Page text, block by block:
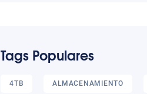
Tags Populares
4TB ALMACENAMIENTO